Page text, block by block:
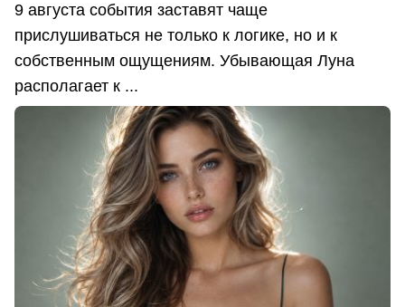
9 августа события заставят чаще
прислушиваться не только к логике, но и к
собственным ощущениям. Убывающая Луна
располагает к ...